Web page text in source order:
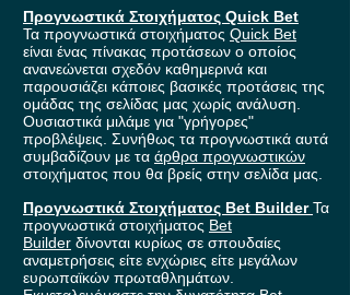
Προγνωστικά Στοιχήματος Quick Bet
Τα προγνωστικά στοιχήματος Quick Bet
είναι ένας πίνακας προτάσεων ο οποίος
ανανεώνεται σχεδόν καθημερινά και
παρουσιάζει κάποιες βασικές προτάσεις της
ομάδας της σελίδας μας χωρίς ανάλυση.
Ουσιαστικά μιλάμε για "γρήγορες"
προβλέψεις. Συνήθως τα προγνωστικά αυτά
συμβαδίζουν με τα άρθρα προγνωστικών
στοιχήματος που θα βρείς στην σελίδα μας.
Προγνωστικά Στοιχήματος Bet BuilderΤα
προγνωστικά στοιχήματος Bet
Builder δίνονται κυρίως σε σπουδαίες
αναμετρήσεις είτε ενχώριες είτε μεγάλων
ευρωπαϊκών πρωταθλημάτων.